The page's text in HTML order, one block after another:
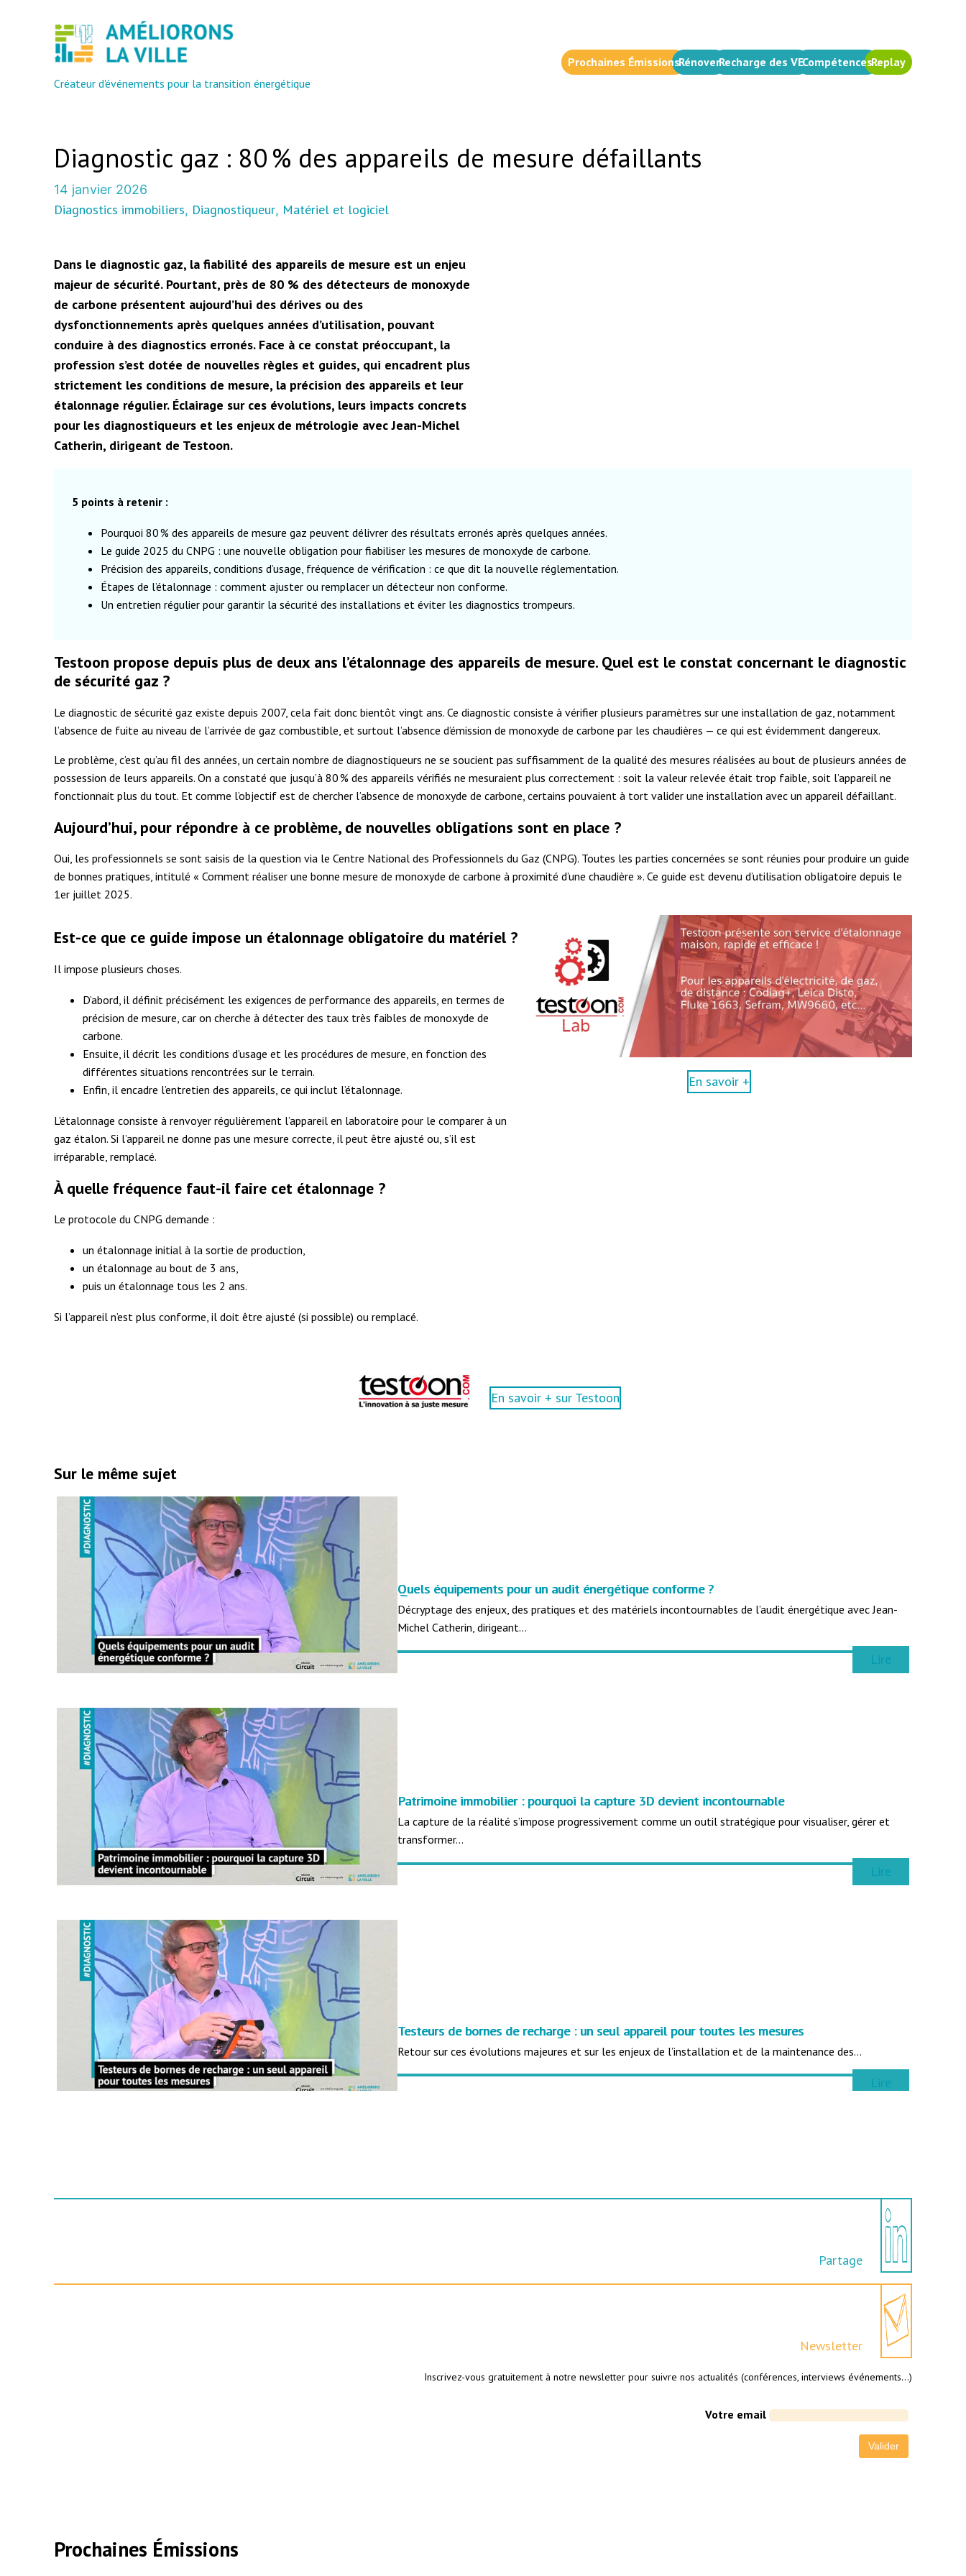
Créateur d'événements pour la transition énergétique
Prochaines ÉmissionsRénoverRecharge des VECompétencesReplay
Diagnostic gaz : 80 % des appareils de mesure défaillants
14 janvier 2026
Diagnostics immobiliers, Diagnostiqueur, Matériel et logiciel
Dans le diagnostic gaz, la fiabilité des appareils de mesure est un enjeu
majeur de sécurité. Pourtant, près de 80 % des détecteurs de monoxyde
de carbone présentent aujourd’hui des dérives ou des
dysfonctionnements après quelques années d’utilisation, pouvant
conduire à des diagnostics erronés. Face à ce constat préoccupant, la
profession s’est dotée de nouvelles règles et guides, qui encadrent plus
strictement les conditions de mesure, la précision des appareils et leur
étalonnage régulier. Éclairage sur ces évolutions, leurs impacts concrets
pour les diagnostiqueurs et les enjeux de métrologie avec Jean-Michel
Catherin, dirigeant de Testoon.
5 points à retenir :
Pourquoi 80 % des appareils de mesure gaz peuvent délivrer des résultats erronés après quelques années.
Le guide 2025 du CNPG : une nouvelle obligation pour fiabiliser les mesures de monoxyde de carbone.
Précision des appareils, conditions d’usage, fréquence de vérification : ce que dit la nouvelle réglementation.
Étapes de l’étalonnage : comment ajuster ou remplacer un détecteur non conforme.
Un entretien régulier pour garantir la sécurité des installations et éviter les diagnostics trompeurs.
Testoon propose depuis plus de deux ans l’étalonnage des appareils de mesure. Quel est le constat concernant le diagnostic
de sécurité gaz ?
Le diagnostic de sécurité gaz existe depuis 2007, cela fait donc bientôt vingt ans. Ce diagnostic consiste à vérifier plusieurs paramètres sur une installation de gaz, notamment
l’absence de fuite au niveau de l’arrivée de gaz combustible, et surtout l’absence d’émission de monoxyde de carbone par les chaudières — ce qui est évidemment dangereux.
Le problème, c’est qu’au fil des années, un certain nombre de diagnostiqueurs ne se soucient pas suffisamment de la qualité des mesures réalisées au bout de plusieurs années de
possession de leurs appareils. On a constaté que jusqu’à 80 % des appareils vérifiés ne mesuraient plus correctement : soit la valeur relevée était trop faible, soit l’appareil ne
fonctionnait plus du tout. Et comme l’objectif est de chercher l’absence de monoxyde de carbone, certains pouvaient à tort valider une installation avec un appareil défaillant.
Aujourd’hui, pour répondre à ce problème, de nouvelles obligations sont en place ?
Oui, les professionnels se sont saisis de la question via le Centre National des Professionnels du Gaz (CNPG). Toutes les parties concernées se sont réunies pour produire un guide
de bonnes pratiques, intitulé « Comment réaliser une bonne mesure de monoxyde de carbone à proximité d’une chaudière ». Ce guide est devenu d’utilisation obligatoire depuis le
1er juillet 2025.
Est-ce que ce guide impose un étalonnage obligatoire du matériel ?
Il impose plusieurs choses.
D’abord, il définit précisément les exigences de performance des appareils, en termes de
précision de mesure, car on cherche à détecter des taux très faibles de monoxyde de
carbone.
Ensuite, il décrit les conditions d’usage et les procédures de mesure, en fonction des
différentes situations rencontrées sur le terrain.
Enfin, il encadre l’entretien des appareils, ce qui inclut l’étalonnage.
L’étalonnage consiste à renvoyer régulièrement l’appareil en laboratoire pour le comparer à un
gaz étalon. Si l’appareil ne donne pas une mesure correcte, il peut être ajusté ou, s’il est
irréparable, remplacé.
À quelle fréquence faut-il faire cet étalonnage ?
Le protocole du CNPG demande :
un étalonnage initial à la sortie de production,
un étalonnage au bout de 3 ans,
puis un étalonnage tous les 2 ans.
Si l’appareil n’est plus conforme, il doit être ajusté (si possible) ou remplacé.
En savoir +
En savoir + sur Testoon
Sur le même sujet
Quels équipements pour un audit énergétique conforme ?
Décryptage des enjeux, des pratiques et des matériels incontournables de l’audit énergétique avec Jean-
Michel Catherin, dirigeant…
Lire
Patrimoine immobilier : pourquoi la capture 3D devient incontournable
La capture de la réalité s’impose progressivement comme un outil stratégique pour visualiser, gérer et
transformer…
Lire
Testeurs de bornes de recharge : un seul appareil pour toutes les mesures
Retour sur ces évolutions majeures et sur les enjeux de l’installation et de la maintenance des…
Lire
Partage
Newsletter
Inscrivez-vous gratuitement à notre newsletter pour suivre nos actualités (conférences, interviews événements…)
Votre email
Prochaines Émissions